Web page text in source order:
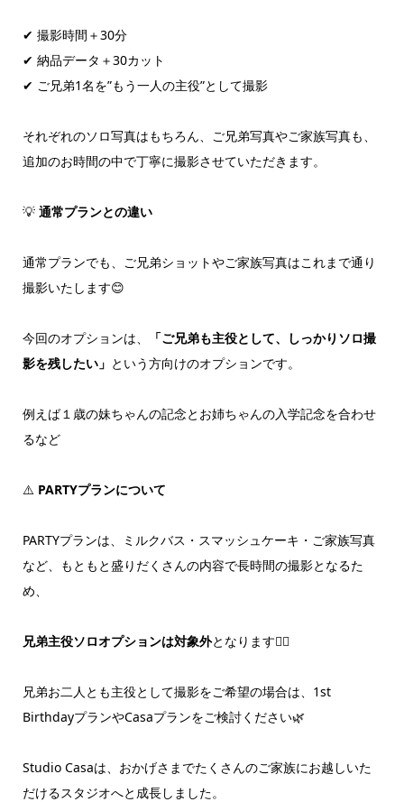
✔︎ 撮影時間＋30分
✔︎ 納品データ＋30カット
✔︎ ご兄弟1名を”もう一人の主役”として撮影
それぞれのソロ写真はもちろん、ご兄弟写真やご家族写真も、
追加のお時間の中で丁寧に撮影させていただきます。
💡 通常プランとの違い
通常プランでも、ご兄弟ショットやご家族写真はこれまで通り
撮影いたします😊
今回のオプションは、
「ご兄弟も主役として、しっかりソロ撮
影を残したい」 という方向けのオプションです。
例えば１歳の妹ちゃんの記念とお姉ちゃんの入学記念を合わせ
るなど
⚠️ PARTYプランについて
PARTYプランは、ミルクバス・スマッシュケーキ・ご家族写真
など、もともと盛りだくさんの内容で長時間の撮影となるた
め、
兄弟主役ソロオプションは対象外となります🙇‍♀️
兄弟お二人とも主役として撮影をご希望の場合は、1st
BirthdayプランやCasaプランをご検討ください🌿
Studio Casaは、おかげさまでたくさんのご家族にお越しいた
だけるスタジオへと成長しました。